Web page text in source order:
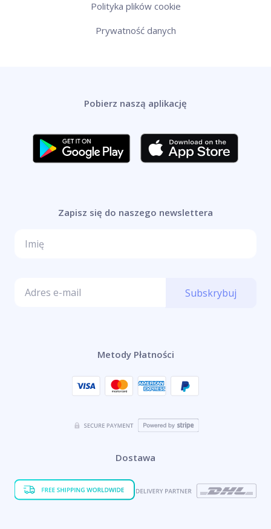
Polityka plików cookie
Prywatność danych
Pobierz naszą aplikację
Zapisz się do naszego newslettera
Subskrybuj
Metody Płatności
Dostawa